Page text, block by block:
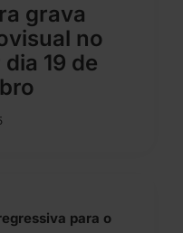
grava
no
19 de
para o